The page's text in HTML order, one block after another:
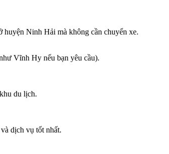
huyện Ninh Hải mà không cần chuyển xe.
Vĩnh Hy nếu bạn yêu cầu).
du lịch.
dịch vụ tốt nhất.